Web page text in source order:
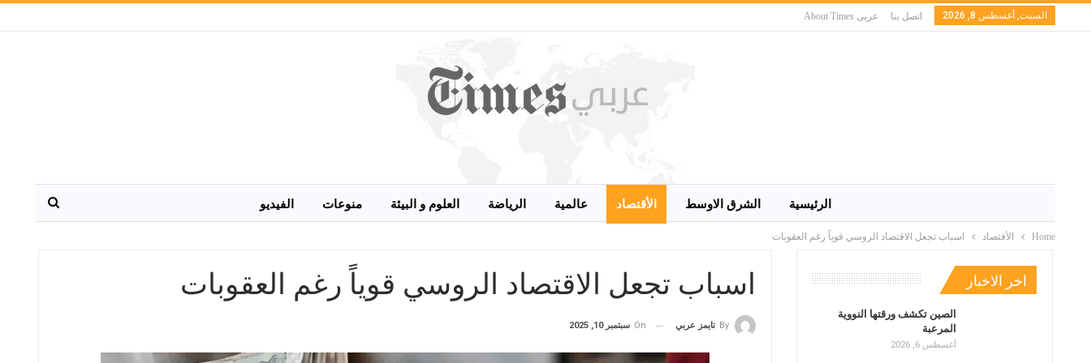
السبت, أغسطس 8, 2026 اتصل بنا عربى About Times
الرئيسية الشرق الاوسط الأقتصاد عالمية الرياضة العلوم و البيئة منوعات الفيديو
Home الأقتصاد اسباب تجعل الاقتصاد الروسي قوياً رغم العقوبات
اسباب تجعل الاقتصاد الروسي قوياً رغم العقوبات
By تايمز عربي On سبتمبر 10, 2025
اخر الاخبار
الصين تكشف ورقتها النووية
المرعبة
أغسطس 6, 2026